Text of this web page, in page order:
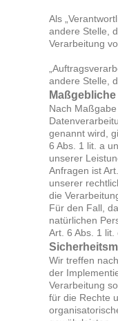
Als
andere Stelle,
Verarbeitung
andere Stelle,
Nach
genannt wird,
6 Abs. 1 lit. a
unserer
Anfragen ist
unserer
die
Für den Fall,
natürlichen
Art. 6 Abs. 1
Wir treffen
der
Verarbeitung
für die Rechte